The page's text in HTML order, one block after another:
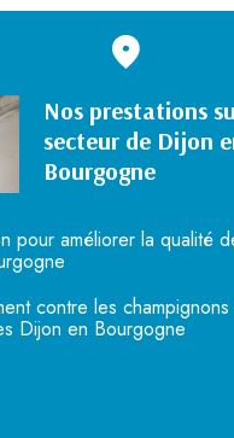
Nos prestations
secteur de Dijon
Bourgogne
pour améliorer la qualité
contre les champignons
Dijon en Bourgogne